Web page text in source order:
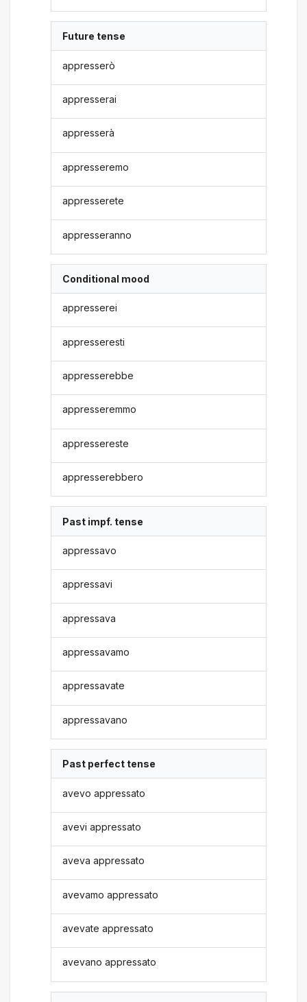
Future tense
appresserò
appresserai
appresserà
appresseremo
appresserete
appresseranno
Conditional mood
appresserei
appresseresti
appresserebbe
appresseremmo
appressereste
appresserebbero
Past impf. tense
appressavo
appressavi
appressava
appressavamo
appressavate
appressavano
Past perfect tense
avevo appressato
avevi appressato
aveva appressato
avevamo appressato
avevate appressato
avevano appressato